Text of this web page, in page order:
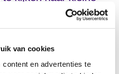
van cookies
en advertenties te
nam ook contact op
vragen.